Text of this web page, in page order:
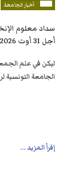
أخبار الجامعة
أجل 31 أوت 2026
ليكن في علم
الجامعة التونسية
إقرأ المزيد ...